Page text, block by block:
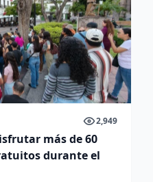
2,949
más de 60
durante el